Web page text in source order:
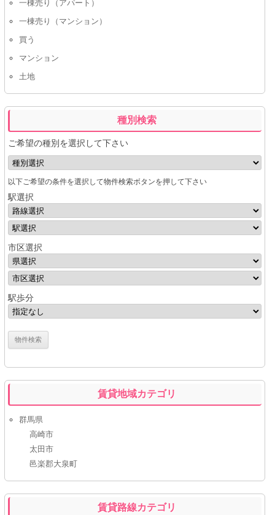
一棟売り（アパート）
一棟売り（マンション）
買う
マンション
土地
種別検索
ご希望の種別を選択して下さい
以下ご希望の条件を選択して物件検索ボタンを押して下さい
駅選択
市区選択
駅歩分
賃貸地域カテゴリ
群馬県
高崎市
太田市
邑楽郡大泉町
賃貸路線カテゴリ